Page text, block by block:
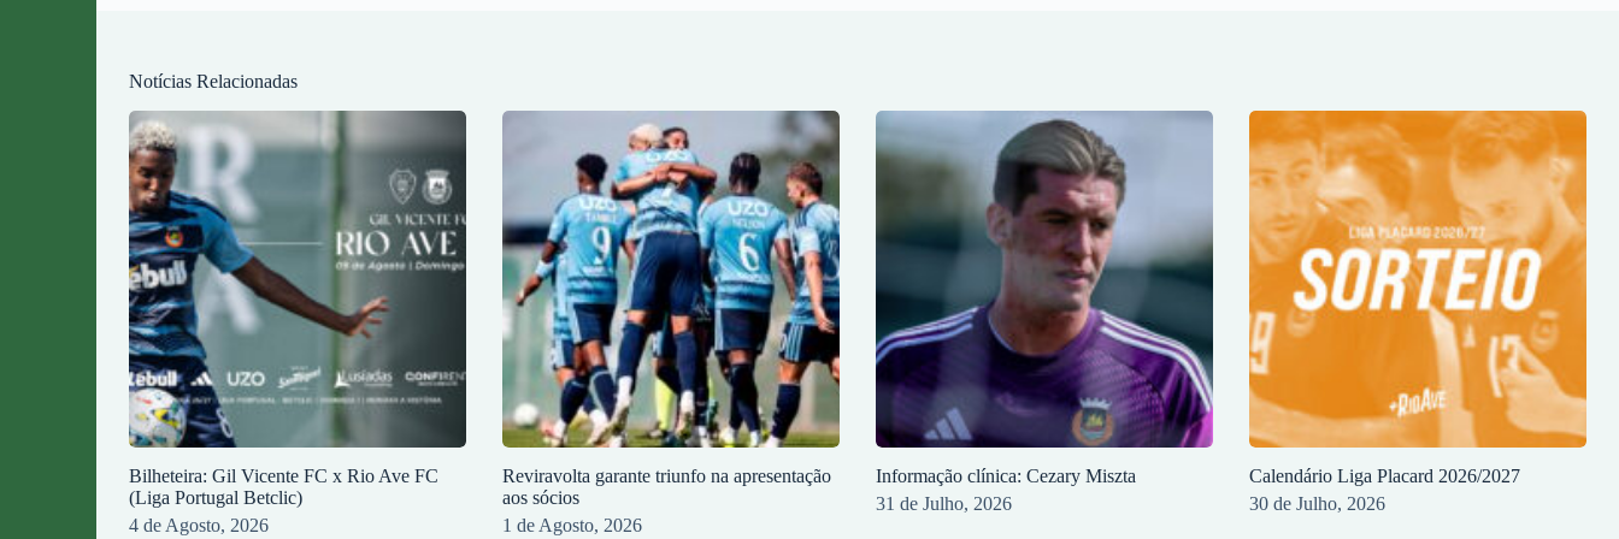
Notícias Relacionadas
Bilheteira: Gil Vicente FC x Rio Ave FC
(Liga Portugal Betclic)
4 de Agosto, 2026
Reviravolta garante triunfo na apresentação
aos sócios
1 de Agosto, 2026
Informação clínica: Cezary Miszta
31 de Julho, 2026
Calendário Liga Placard 2026/2027
30 de Julho, 2026